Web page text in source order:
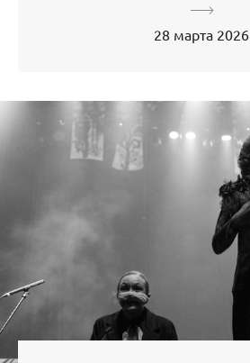
28 марта 2026